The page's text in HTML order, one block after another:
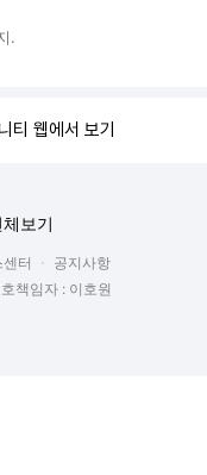
.
티 웹에서 보기
체보기
터
공지사항
책임자 : 이호원